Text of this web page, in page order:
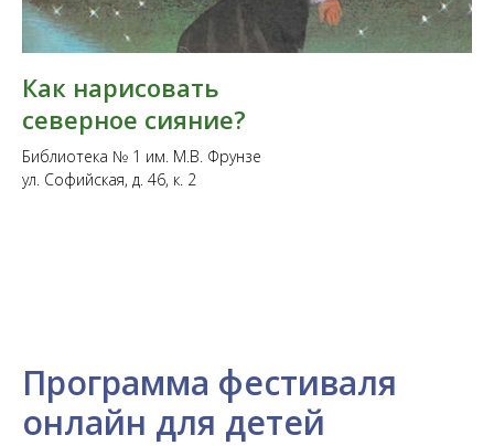
Как нарисовать
северное сияние?
Библиотека № 1 им. М.В. Фрунзе
ул. Софийская, д. 46, к. 2
Программа фестиваля
онлайн для детей